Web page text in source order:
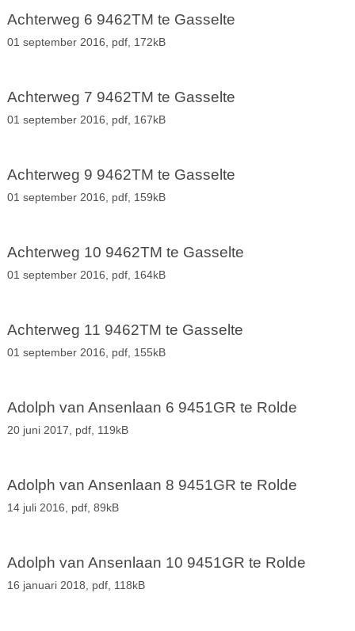
Achterweg 6 9462TM te Gasselte
01 september 2016, pdf, 172kB
Achterweg 7 9462TM te Gasselte
01 september 2016, pdf, 167kB
Achterweg 9 9462TM te Gasselte
01 september 2016, pdf, 159kB
Achterweg 10 9462TM te Gasselte
01 september 2016, pdf, 164kB
Achterweg 11 9462TM te Gasselte
01 september 2016, pdf, 155kB
Adolph van Ansenlaan 6 9451GR te Rolde
20 juni 2017, pdf, 119kB
Adolph van Ansenlaan 8 9451GR te Rolde
14 juli 2016, pdf, 89kB
Adolph van Ansenlaan 10 9451GR te Rolde
16 januari 2018, pdf, 118kB